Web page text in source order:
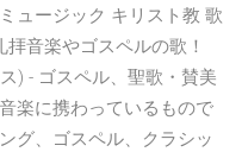
ュージック キリスト教 歌
音楽やゴスペルの歌！
) - ゴスペル、聖歌・賛美
楽に携わっているもので
グ、ゴスペル、クラシッ